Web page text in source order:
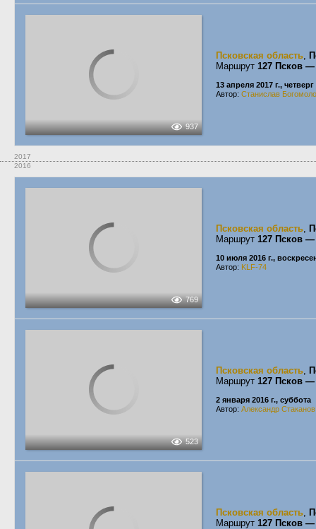
937
Псковская область,
Маршрут 127 Псков
13 апреля 2017 г., четверг
Автор: Станислав
2017
2016
769
Псковская область,
Маршрут 127 Псков
10 июля 2016 г.,
Автор: KLF-74
523
Псковская область,
Маршрут 127 Псков
2 января 2016 г., суббота
Автор: Александр Стаканов
Псковская область,
Маршрут 127 Псков